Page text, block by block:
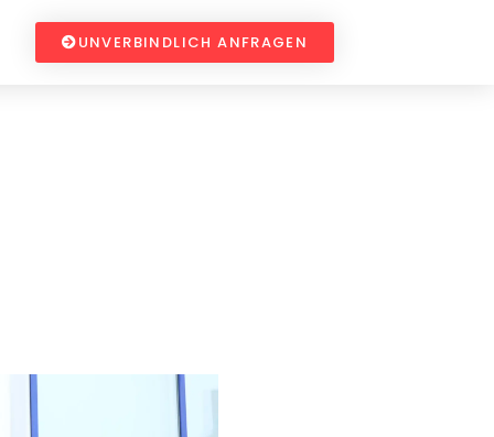
UNVERBINDLICH ANFRAGEN